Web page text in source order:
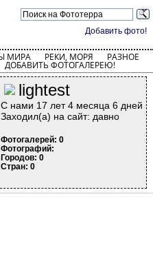
Добавить фото!
МИРА РЕКИ, МОРЯ РАЗНОЕ
ДОБАВИТЬ ФОТОГАЛЕРЕЮ!
lightest
С нами 17 лет 4 месяца 6 дней
Заходил(а) на сайт: давно
Фотогалерей: 0
Фотографий:
Городов: 0
Стран: 0